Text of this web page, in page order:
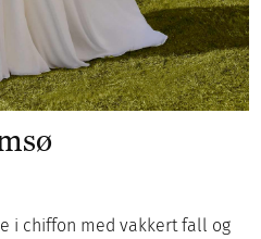
i chiffon med vakkert fall og